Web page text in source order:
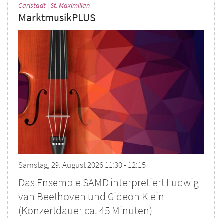
Carlstadt | St. Maximilian:
MarktmusikPLUS
Samstag, 29. August 2026 11:30 - 12:15
Das Ensemble SAMD interpretiert Ludwig
van Beethoven und Gideon Klein
(Konzertdauer ca. 45 Minuten)